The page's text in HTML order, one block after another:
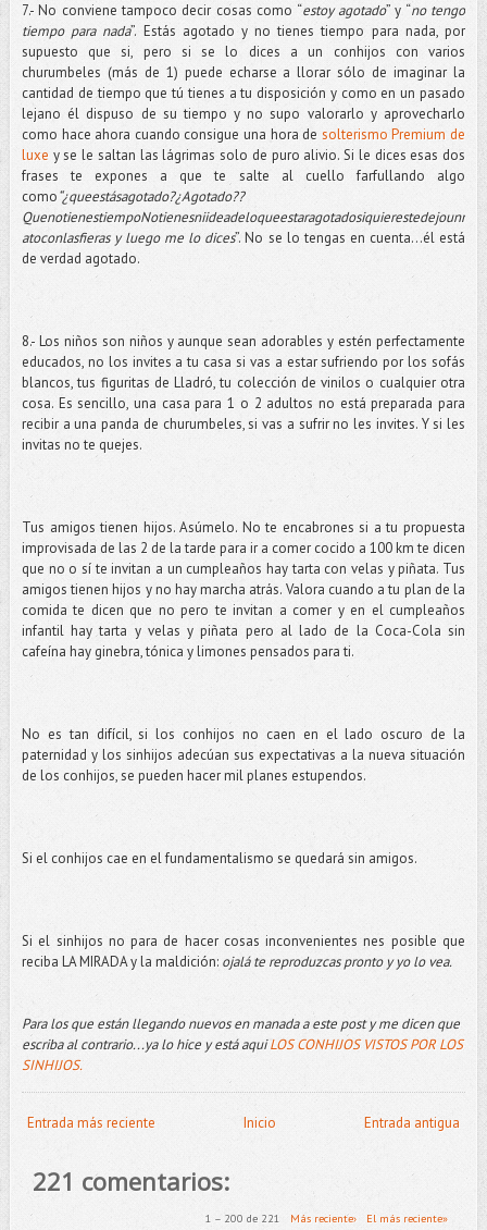
7.- No conviene tampoco decir cosas como “estoy agotado” y “no tengo
tiempo para nada”. Estás agotado y no tienes tiempo para nada, por
supuesto que si, pero si se lo dices a un conhijos con varios
churumbeles (más de 1) puede echarse a llorar sólo de imaginar la
cantidad de tiempo que tú tienes a tu disposición y como en un pasado
lejano él dispuso de su tiempo y no supo valorarlo y aprovecharlo
como hace ahora cuando consigue una hora de solterismo Premium de
luxe y se le saltan las lágrimas solo de puro alivio. Si le dices esas dos
frases te expones a que te salte al cuello farfullando algo
como“¿queestásagotado?¿Agotado??
QuenotienestiempoNotienesniideadeloqueestaragotadosiquierestedejounr
atoconlasfieras y luego me lo dices”. No se lo tengas en cuenta…él está
de verdad agotado.
8.- Los niños son niños y aunque sean adorables y estén perfectamente
educados, no los invites a tu casa si vas a estar sufriendo por los sofás
blancos, tus figuritas de Lladró, tu colección de vinilos o cualquier otra
cosa. Es sencillo, una casa para 1 o 2 adultos no está preparada para
recibir a una panda de churumbeles, si vas a sufrir no les invites. Y si les
invitas no te quejes.
Tus amigos tienen hijos. Asúmelo. No te encabrones si a tu propuesta
improvisada de las 2 de la tarde para ir a comer cocido a 100 km te dicen
que no o sí te invitan a un cumpleaños hay tarta con velas y piñata. Tus
amigos tienen hijos y no hay marcha atrás. Valora cuando a tu plan de la
comida te dicen que no pero te invitan a comer y en el cumpleaños
infantil hay tarta y velas y piñata pero al lado de la Coca-Cola sin
cafeína hay ginebra, tónica y limones pensados para ti.
No es tan difícil, si los conhijos no caen en el lado oscuro de la
paternidad y los sinhijos adecúan sus expectativas a la nueva situación
de los conhijos, se pueden hacer mil planes estupendos.
Si el conhijos cae en el fundamentalismo se quedará sin amigos.
Si el sinhijos no para de hacer cosas inconvenientes nes posible que
reciba LA MIRADA y la maldición: ojalá te reproduzcas pronto y yo lo vea.
Para los que están llegando nuevos en manada a este post y me dicen que
escriba al contrario...ya lo hice y está aquiLOS CONHIJOS VISTOS POR LOS
SINHIJOS.
Entrada más reciente Entrada antigua
Inicio
221 comentarios:
1 – 200 de 221 Más reciente› El más reciente»